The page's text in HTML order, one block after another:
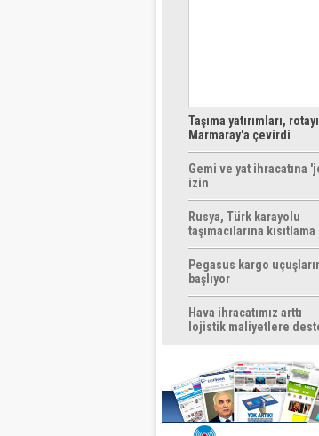
Taşıma yatırımları, rotayı
Marmaray'a çevirdi
Gemi ve yat ihracatına
izin
Rusya, Türk karayolu
taşımacılarına kısıtlama
getirebilir
Pegasus kargo
başlıyor
Hava ihracatımız arttı
lojistik maliyetlere